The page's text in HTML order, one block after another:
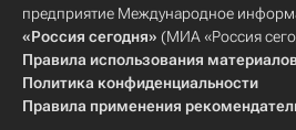
предприятие Международное
«Россия сегодня» (МИА «Россия
Правила использования
Политика конфиденциальности
Правила применения